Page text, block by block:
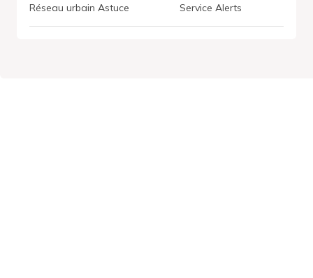
Réseau urbain Astuce Service Alerts